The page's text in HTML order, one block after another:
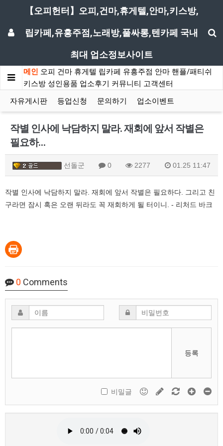
【오피헌터】오피,건마,휴게텔,안마,키스방,
립카페,유흥주점,노래방,풀싸롱,텐카페 국내
최대 업소정보사이트
메인 오피 건마 휴게텔 립카페 유흥주점 안마 핸플/패티쉬
키스방 성인용품 업소후기 커뮤니티 고객센터
자유게시판
등업신청 문의하기 업소이벤트
작별 인사에 낙담하지 말라. 재회에 앞서 작별은
필요하…
선돌군 0 2277 01.25 11:47
작별 인사에 낙담하지 말라. 재회에 앞서 작별은 필요하다. 그리고 친
구라면 잠시 혹은 오랜 뒤라도 꼭 재회하게 될 터이니. - 리처드 바크
0 Comments
등록
비밀글